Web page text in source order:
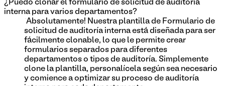
¿Puedo clonar el formulario de solicitud de auditoría
interna para varios departamentos?
¡Absolutamente! Nuestra plantilla de Formulario de
solicitud de auditoría interna está diseñada para ser
fácilmente clonable, lo que le permite crear
formularios separados para diferentes
departamentos o tipos de auditoría. Simplemente
clone la plantilla, personalícela según sea necesario
y comience a optimizar su proceso de auditoría